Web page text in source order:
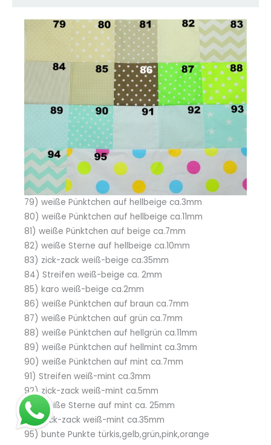
79) weiße Pünktchen auf hellbeige ca.3mm
80) weiße Pünktchen auf hellbeige ca.11mm
81) weiße Pünktchen auf beige ca.7mm
82) weiße Sterne auf hellbeige ca.10mm
83) zick-zack weiß-beige ca.35mm
84) Streifen weiß-beige ca. 2mm
85) karo weiß-beige ca.2mm
86) weiße Pünktchen auf braun ca.7mm
87) weiße Pünktchen auf grün ca.7mm
88) weiße Pünktchen auf hellgrün ca.11mm
89) weiße Pünktchen auf hellmint ca.3mm
90) weiße Pünktchen auf mint ca.7mm
91) Streifen weiß-mint ca.3mm
92) zick-zack weiß-mint ca.5mm
93) weiße Sterne auf mint ca. 25mm
94) zick-zack weiß-mint ca.35mm
95) bunte Punkte türkis,gelb,grün,pink,orange